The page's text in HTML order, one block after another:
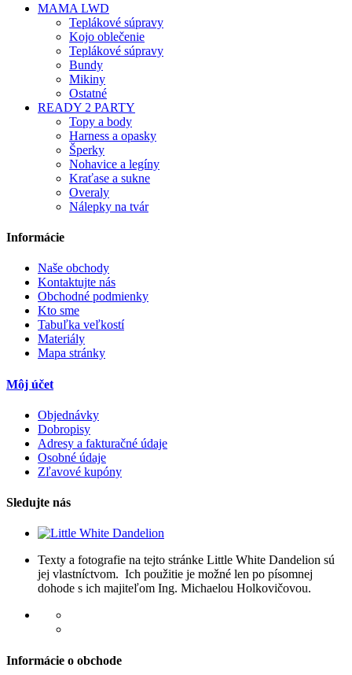
MAMA LWD
Teplákové súpravy
Kojo oblečenie
Teplákové súpravy
Bundy
Mikiny
Ostatné
READY 2 PARTY
Topy a body
Harness a opasky
Šperky
Nohavice a legíny
Kraťase a sukne
Overaly
Nálepky na tvár
Informácie
Naše obchody
Kontaktujte nás
Obchodné podmienky
Kto sme
Tabuľka veľkostí
Materiály
Mapa stránky
Môj účet
Objednávky
Dobropisy
Adresy a fakturačné údaje
Osobné údaje
Zľavové kupóny
Sledujte nás
Texty a fotografie na tejto stránke Little White Dandelion sú
jej vlastníctvom. Ich použitie je možné len po písomnej
dohode s ich majiteľom Ing. Michaelou Holkovičovou.
Informácie o obchode